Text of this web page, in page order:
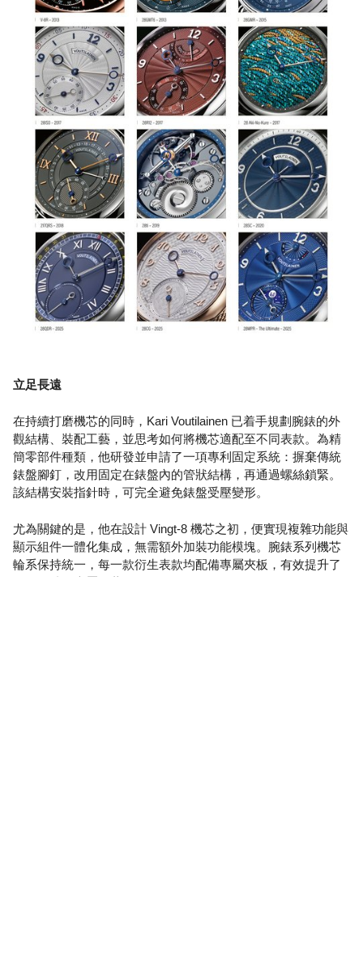
立足長遠
在持續打磨機芯的同時，Kari Voutilainen 已着手規劃腕錶的外
觀結構、裝配工藝，並思考如何將機芯適配至不同表款。為精
簡零部件種類，他研發並申請了一項專利固定系統：摒棄傳統
錶盤腳釘，改用固定在錶盤內的管狀結構，再通過螺絲鎖緊。
該結構安裝指針時，可完全避免錶盤受壓變形。
尤為關鍵的是，他在設計 Vingt-8 機芯之初，便實現複雜功能與
顯示組件一體化集成，無需額外加裝功能模塊。腕錶系列機芯
輪系保持統一，每一款衍生表款均配備專屬夾板，有效提升了